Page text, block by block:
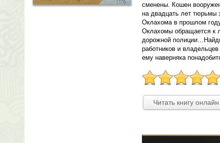
сменены. Кошен
на двадцать лет тюрьмы
Оклахома в прошлом
Оклахомы обращается к
дорожной
работников и
ему наверняка
Читать книгу